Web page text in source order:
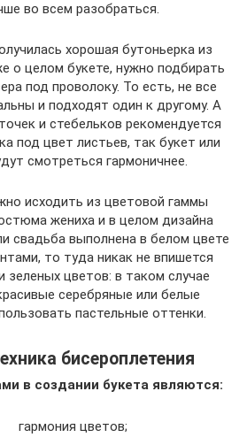
во всем разобраться.
хорошая бутоньерка из
о целом букете, нужно подбирать
под проволоку. То есть, не все
и подходят один к другому. А
и стебельков рекомендуется
под цвет листьев, так букет или
смотреться гармоничнее.
исходить из цветовой гаммы
жениха и в целом дизайна
свадьба выполнена в белом цвете
то туда никак не впишется
зеленых цветов: в таком случае
серебряные или белые
пастельные оттенки.
бисероплетения
в создании букета являются:
гармония цветов;